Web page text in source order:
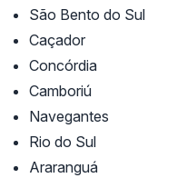
São Bento do Sul
Caçador
Concórdia
Camboriú
Navegantes
Rio do Sul
Araranguá